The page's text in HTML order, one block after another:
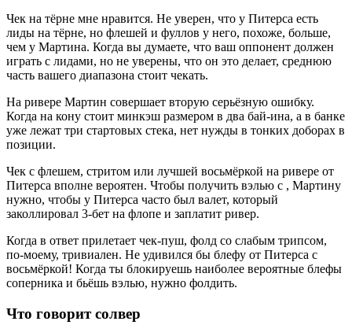
Чек на тёрне мне нравится. Не уверен, что у Питерса есть
лиды на тёрне, но флешей и фуллов у него, похоже, больше,
чем у Мартина. Когда вы думаете, что ваш оппонент должен
играть с лидами, но не уверены, что он это делает, среднюю
часть вашего диапазона стоит чекать.
На ривере Мартин совершает вторую серьёзную ошибку.
Когда на кону стоит минкэш размером в два бай-ина, а в банке
уже лежат три стартовых стека, нет нужды в тонких доборах в
позиции.
Чек с флешем, стритом или лучшей восьмёркой на ривере от
Питерса вполне вероятен. Чтобы получить вэлью с , Мартину
нужно, чтобы у Питерса часто был валет, который
заколлировал 3-бет на флопе и заплатит ривер.
Когда в ответ прилетает чек-пуш, фолд со слабым трипсом,
по-моему, тривиален. Не удивился бы блефу от Питерса с
восьмёркой! Когда ты блокируешь наиболее вероятные блефы
соперника и бьёшь вэлью, нужно фолдить.
Что говорит солвер